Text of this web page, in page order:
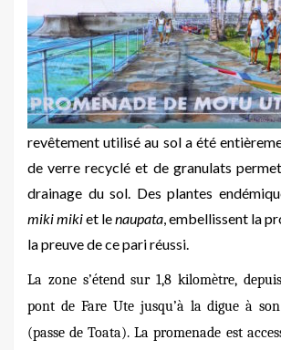
revêtement utilisé au sol a été entiè
de verre recycléet de granulats
drainage du sol. Des plantes end
miki mikiet lenaupata, embellissent la
la preuve de ce pari réussi.
La zone s’étend sur 1,8 kilomètre,
pont de Fare Ute jusqu’àla digue à
(passe de Toata). La promenade est